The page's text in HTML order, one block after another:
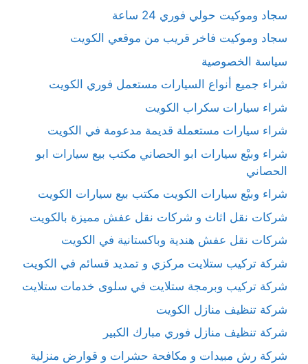
سجاد وموكيت حولي فوري 24 ساعة
سجاد وموكيت فاخر قريب من موقعي الكويت
سياسة الخصوصية
شراء جميع أنواع السيارات مستعمل فوري الكويت
شراء سيارات سكراب الكويت
شراء سيارات مستعملة قديمة مدعومة في الكويت
شراء وبيْع سيارات ابو الحصاني مكتب بيع سيارات ابو
الحصاني
شراء وبيْع سيارات الكويت مكتب بيع سيارات الكويت
شركات نقل اثاث و شركات نقل عفش مميزة بالكويت
شركات نقل عفش هندية وباكستانية في الكويت
شركة تركيب ستلايت مركزي و تمديد قسائم في الكويت
شركة تركيب وبرمجة ستلايت في سلوى خدمات ستلايت
شركة تنظيف منازل الكويت
شركة تنظيف منازل فوري مبارك الكبير
شركة رش مبيدات و مكافحة حشرات و قوارض منزلية